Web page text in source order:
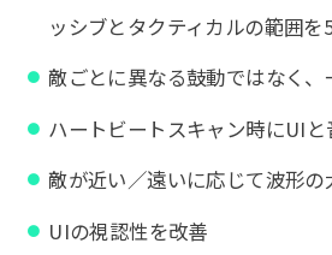
ッシブとタクティカルの範囲
敵ごとに異なる鼓動ではなく
ハートビートスキャン時にUI
敵が近い／遠いに応じて波形の
UIの視認性を改善